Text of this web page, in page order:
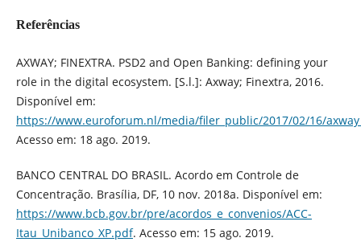
Referências
AXWAY; FINEXTRA. PSD2 and Open Banking: defining your
role in the digital ecosystem. [S.l.]: Axway; Finextra, 2016.
Disponível em:
https://www.euroforum.nl/media/filer_public/2017/02/16/
Acesso em: 18 ago. 2019.
BANCO CENTRAL DO BRASIL. Acordo em Controle de
Concentração. Brasília, DF, 10 nov. 2018a. Disponível em:
https://www.bcb.gov.br/pre/acordos_e_convenios/ACC-
Itau_Unibanco_XP.pdf. Acesso em: 15 ago. 2019.